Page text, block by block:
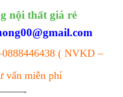
nội thất giá rẻ
0888446438( NVKD –
vấn miễn phí